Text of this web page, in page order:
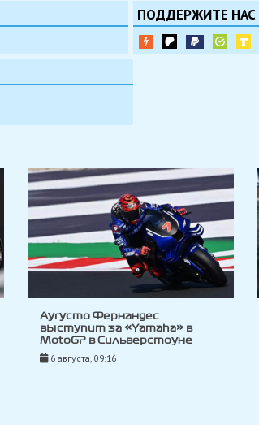
ПОДДЕРЖИТЕ НАС
Аугусто Фернандес
выступит за «Yamaha» в
MotoGP в Сильверстоуне
6 августа, 09:16